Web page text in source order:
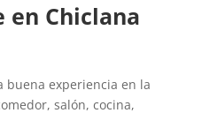
en Chiclana
buena experiencia en la
salón, cocina,